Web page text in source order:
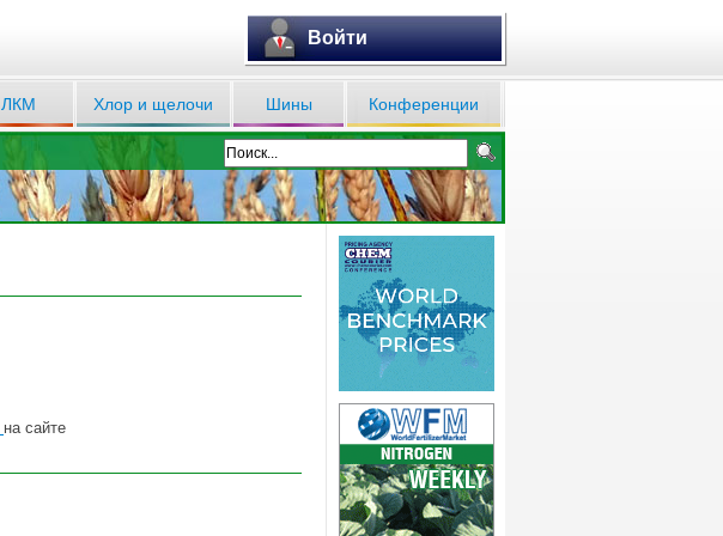
Войти
ЛКМ Хлор и щелочи Шины Конференции
на сайте